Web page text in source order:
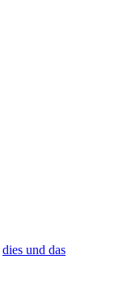
dies und das